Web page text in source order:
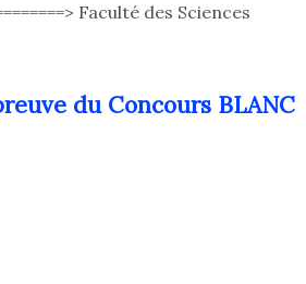
Faculté des Sciences
du Concours BLANC